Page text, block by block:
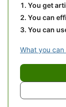
You get
You can
You can
What you